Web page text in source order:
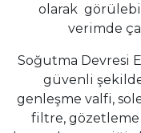
olarak
verimde
Soğutma Devresi
güvenli
genleşme valfi,
filtre, gözetleme